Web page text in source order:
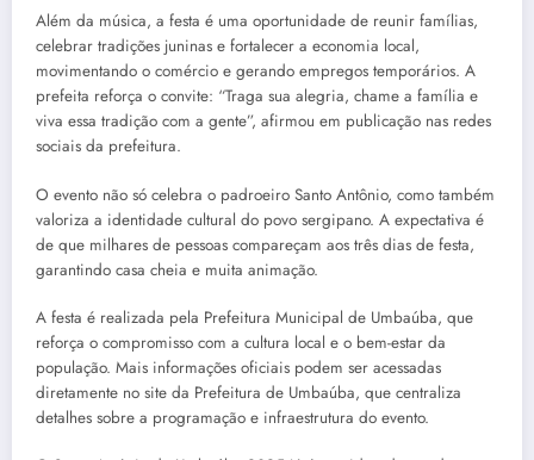
Além da música, a festa é uma oportunidade de reunir famílias,
celebrar tradições juninas e fortalecer a economia local,
movimentando o comércio e gerando empregos temporários. A
prefeita reforça o convite: “Traga sua alegria, chame a família e
viva essa tradição com a gente”, afirmou em publicação nas redes
sociais da prefeitura.
O evento não só celebra o padroeiro Santo Antônio, como também
valoriza a identidade cultural do povo sergipano. A expectativa é
de que milhares de pessoas compareçam aos três dias de festa,
garantindo casa cheia e muita animação.
A festa é realizada pela Prefeitura Municipal de Umbaúba, que
reforça o compromisso com a cultura local e o bem-estar da
população. Mais informações oficiais podem ser acessadas
diretamente no site da Prefeitura de Umbaúba, que centraliza
detalhes sobre a programação e infraestrutura do evento.